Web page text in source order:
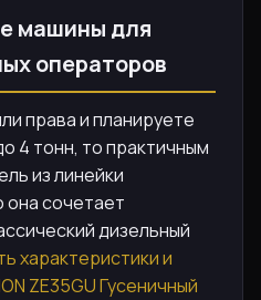
машины для
операторов
права и планируете
4 тонн, то практичным
из линейки
она сочетает
дизельный
характеристики и
ZE35GU Гусеничный